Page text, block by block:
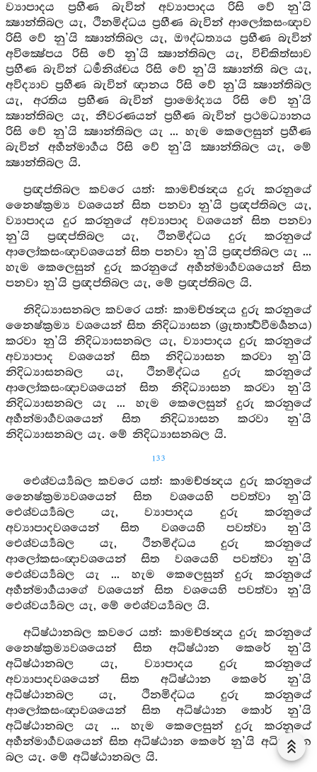
ව්‍යාපාදය ප්‍රහීණ බැවින් අව්‍යාපාදය රිසි වේ නු’යි
ක්‍ෂාන්තිබල යැ, ථිනමිද්ධය ප්‍රහීණ බැවින් ආලෝකසංඥාව
රිසි වේ නු’යි ක්‍ෂාන්තිබල යැ, ඖද්ධත්‍යය ප්‍රහීණ බැවින්
අවික්‍ෂේපය රිසි වේ නු’යි ක්‍ෂාන්තිබල යැ, විචිකිත්සාව
ප්‍රහීණ බැවින් ධර්‍මනිශ්චය රිසි වේ නු’යි ක්‍ෂාන්ති බල යැ,
අවිද්‍යාව ප්‍රහීණ බැවින් ඥානය රිසි වේ නු’යි ක්‍ෂාන්තිබල
යැ, අරතිය ප්‍රහීණ බැවින් ප්‍රාමෝද්‍යය රිසි වේ නු’යි
ක්‍ෂාන්තිබල යැ, නීවරණයන් ප්‍රහීණ බැවින් ප්‍රථමධ්‍යානය
රිසි වේ නු’යි ක්‍ෂාන්තිබල යැ ... හැම කෙලෙසුන් ප්‍රහීණ
බැවින් අර්‍හන්මාර්‍ගය රිසි වේ නු’යි ක්‍ෂාන්තිබල යැ, මේ
ක්‍ෂාන්තිබල යි.
ප්‍රඥප්තිබල කවරෙ යත්: කාමච්ඡන්‍දය දුරු කරනුයේ
නෛෂ්ක්‍රම්‍ය වශයෙන් සිත පනවා නු’යි ප්‍රඥප්තිබල යැ,
ව්‍යාපාදය දුර කරනුයේ අව්‍යාපාද වශයෙන් සිත පනවා
නු’යි ප්‍රඥප්තිබල යැ, ථිනමිද්ධය දුරු කරනුයේ
ආලෝකසංඥාවශයෙන් සිත පනවා නු’යි ප්‍රඥප්තිබල යැ ...
හැම කෙලෙසුන් දුරු කරනුයේ අර්‍හන්මාර්‍ගවශයෙන් සිත
පනවා නු’යි ප්‍රඥප්තිබල යැ, මේ ප්‍රඥප්තිබල යි.
නිදිධ්‍යාසනබල කවරෙ යත්: කාමච්ඡන්‍දය දුරු කරනුයේ
නෛෂ්ක්‍රම්‍ය වශයෙන් සිත නිදිධ්‍යාසන (ශ්‍රැතාර්‍ත්‍ථවීමර්‍ශනය)
කරවා නු’යි නිදිධ්‍යාසනබල යැ, ව්‍යාපාදය දුරු කරනුයේ
අව්‍යාපාද වශයෙන් සිත නිදිධ්‍යාසන කරවා නු’යි
නිදිධ්‍යාසනබල යැ, ථිනමිද්ධය දුරු කරනුයේ
ආලෝකසංඥාවශයෙන් සිත නිදිධ්‍යාසන කරවා නු’යි
නිදිධ්‍යාසනබල යැ ... හැම කෙලෙසුන් දුරු කරනුයේ
අර්‍හන්මාර්‍ගවශයෙන් සිත නිදිධ්‍යාසන කරවා නු’යි
නිදිධ්‍යාසනබල යැ. මේ නිදිධ්‍යාසනබල යි.
133
ඓශ්වර්‍ය්‍යබල කවරෙ යත්: කාමච්ඡන්‍දය දුරු කරනුයේ
නෛෂ්ක්‍රම්‍යවශයෙන් සිත වශයෙහි පවත්වා නු’යි
ඓශ්වර්‍ය්‍යබල යැ, ව්‍යාපාදය දුරු කරනුයේ
අව්‍යාපාදවශයෙන් සිත වශයෙහි පවත්වා නු’යි
ඓශ්වර්‍ය්‍යබල යැ, ථිනමිද්ධය දුරු කරනුයේ
ආලෝකසංඥාවශයෙන් සිත වශයෙහි පවත්වා නු’යි
ඓශ්වර්‍ය්‍යබල යැ ... හැම කෙලෙසුන් දුරු කරනුයේ
අර්‍හන්මාර්‍ගයාගේ වශයෙන් සිත වශයෙහි පවත්වා නු’යි
ඓශ්වර්‍ය්‍යබල යැ, මේ ඓශ්වර්‍ය්‍යබල යි.
අධිෂ්ඨානබල කවරෙ යත්: කාමච්ඡන්‍දය දුරු කරනුයේ
නෛෂ්ක්‍රම්‍යවශයෙන් සිත අධිෂ්ඨාන කෙරේ නු’යි
අධිෂ්ඨානබල යැ, ව්‍යාපාදය දුරු කරනුයේ
අව්‍යාපාදවශයෙන් සිත අධිෂ්ඨාන කෙරේ නු’යි
අධිෂ්ඨානබල යැ, ථිනමිද්ධය දුරු කරනුයේ
ආලෝකසංඥාවශයෙන් සිත අධිෂ්ඨාන කොර් නු’යි
අධිෂ්ඨානබල යැ ... හැම කෙලෙසුන් දුරු කරනුයේ
අර්‍හන්මාර්‍ගවශයෙන් සිත අධිෂ්ඨාන කෙරේ නු’යි අධිෂ්ඨාන
බල යැ. මේ අධිෂ්ඨානබල යි.